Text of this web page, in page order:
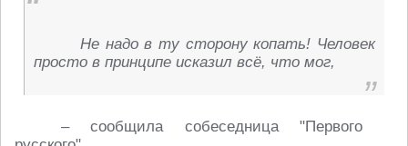
Не надо в ту сторону копать! Человек
просто в принципе исказил всё, что мог,
– сообщила собеседница "Первого